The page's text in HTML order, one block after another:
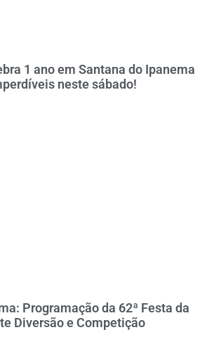
1 ano em Santana do Ipanema
neste sábado!
Programação da 62ª Festa da
Diversão e Competição